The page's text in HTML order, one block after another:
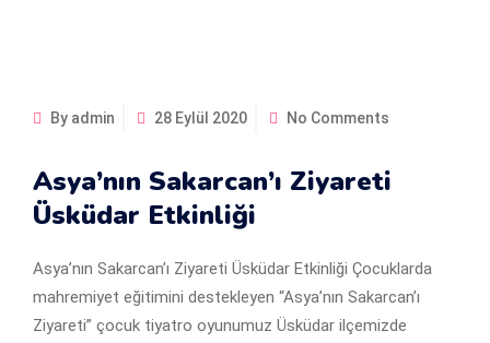
By admin 28 Eylül 2020 No Comments
Asya’nın Sakarcan’ı Ziyareti
Üsküdar Etkinliği
Asya’nın Sakarcan’ı Ziyareti Üsküdar Etkinliği Çocuklarda
mahremiyet eğitimini destekleyen “Asya’nın Sakarcan’ı
Ziyareti” çocuk tiyatro oyunumuz Üsküdar ilçemizde